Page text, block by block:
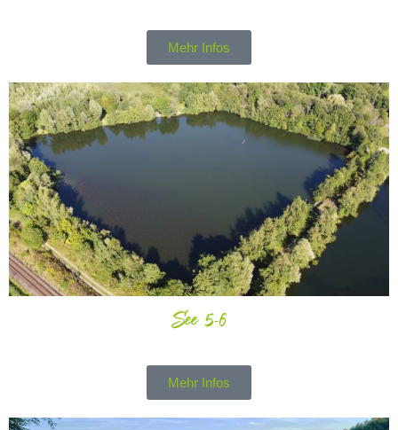
Mehr Infos
See 5-6
Mehr Infos